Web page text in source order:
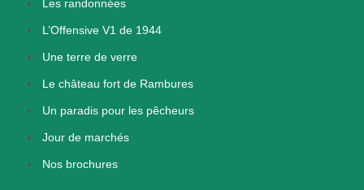
Les randonnées
L’Offensive V1 de 1944
Une terre de verre
Le château fort de Rambures
Un paradis pour les pêcheurs
Jour de marchés
Nos brochures